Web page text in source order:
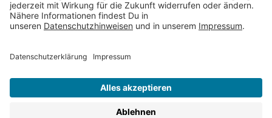
* Versandkostenfrei ab 9,00 € Bestellwert innerhalb
Deutschlands
** Lieferzeit 1-3 Werktage innerhalb Deutschlands
Thienemann-Esslinger Verlag GmbH, Blumenstraße 36, D-70182